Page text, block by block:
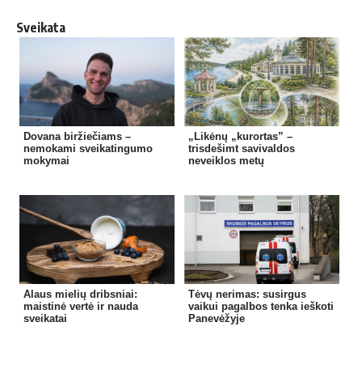
Sveikata
Dovana biržiečiams –
nemokami sveikatingumo
mokymai
„Likėnų „kurortas” –
trisdešimt savivaldos
neveiklos metų
Alaus mielių dribsniai:
maistinė vertė ir nauda
sveikatai
Tėvų nerimas: susirgus
vaikui pagalbos tenka ieškoti
Panevėžyje